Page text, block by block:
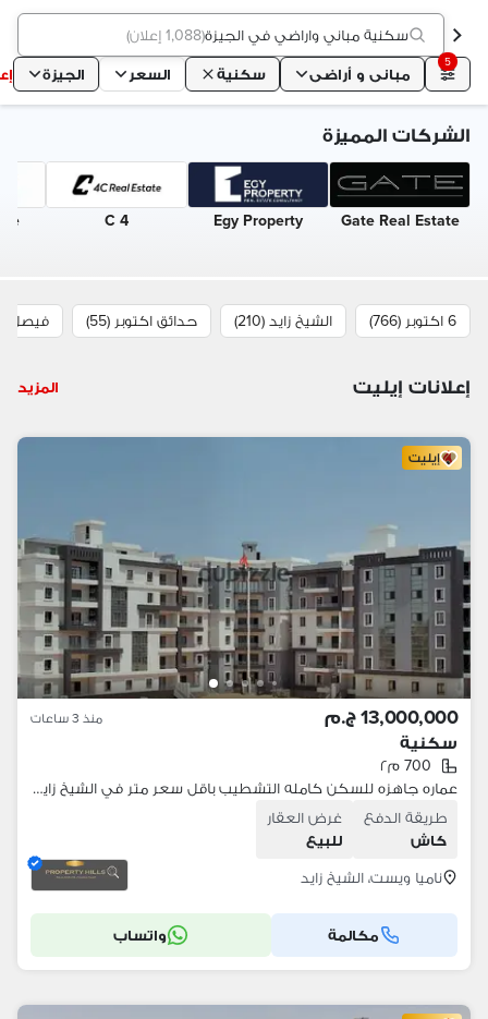
سكنية مباني واراضي في الجيزة(1,088 إعلان )
5
مبانى و أراضى سكنية السعر الجيزة
الشركات المميزة
Gate Real Estate
Egy Property
4 C
6 اكتوبر (766) الشيخ زايد (210) حدائق اكتوبر (55) فيصل (14)
إعلانات إيليت المزيد
إيليت
13,000,000 ج.م منذ 3 ساعات
سكنية
700 م٢
عماره جاهزه للسكن كامله التشطيب باقل سعر متر في الشيخ زايد بجوار ابراج زد مشروع ناميا ويست
طريقة الدفع
كاش
غرض العقار
للبيع
ناميا ويست، الشيخ زايد
مكالمة واتساب